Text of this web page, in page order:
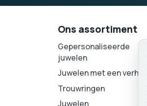
Ons assortiment
Gepersonaliseerde
juwelen
Juwelen met een
Trouwringen
Juwelen